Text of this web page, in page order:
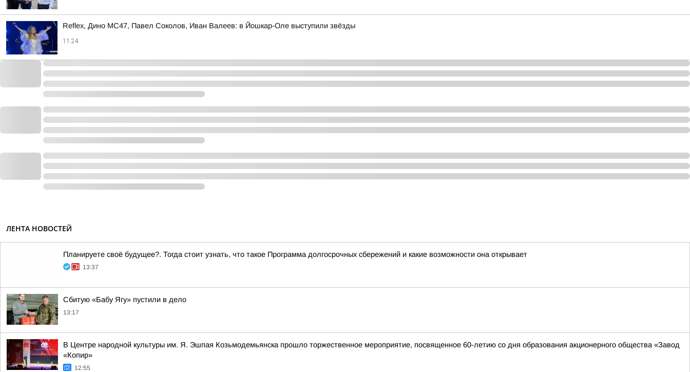
Reflex, Дино МС47, Павел Соколов, Иван Валеев: в Йошкар-Оле выступили звёзды
11:24
ЛЕНТА НОВОСТЕЙ
Планируете своё будущее?. Тогда стоит узнать, что такое Программа долгосрочных сбережений и какие возможности она открывает
13:37
Сбитую «Бабу Ягу» пустили в дело
13:17
В Центре народной культуры им. Я. Эшпая Козьмодемьянска прошло торжественное мероприятие, посвященное 60-летию со дня образования акционерного общества «Завод
«Копир»
12:55